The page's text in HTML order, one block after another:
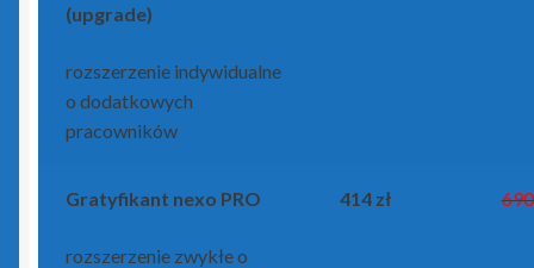
(upgrade)
rozszerzenie indywidualne
o dodatkowych
pracowników
Gratyfikant nexo PRO
rozszerzenie zwykłe o
414 zł 690